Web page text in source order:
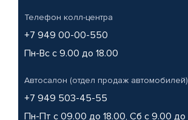
Телефон колл-центра
+7 949 00-00-550
Пн-Вс с 9.00 до 18.00
Автосалон (отдел продаж автомобилей)
+7 949 503-45-55
Пн-Пт с 09.00 до 18.00, Сб с 9.00 до